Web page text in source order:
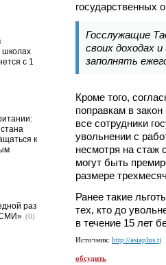
государственных
Госслужащие
своих доходах
заполнять
Кроме того,
поправкам в
все сотрудники
увольнении с
несмотря на стаж
могут быть
размере
Ранее такие
тех, кто до
в течение 15 лет
Источник: http://asiaplus.tj
обсудить
школах
с 1
к
раз
СМИ» (0)